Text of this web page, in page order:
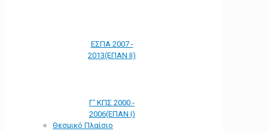
ΕΣΠΑ 2007 -
2013(ΕΠΑΝ ΙΙ)
Γ' ΚΠΣ 2000 -
2006(ΕΠΑΝ Ι)
Θεσμικό Πλαίσιο